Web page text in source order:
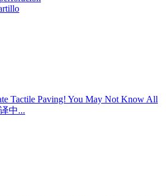
Tactile Paving! You May Not Know All
中...